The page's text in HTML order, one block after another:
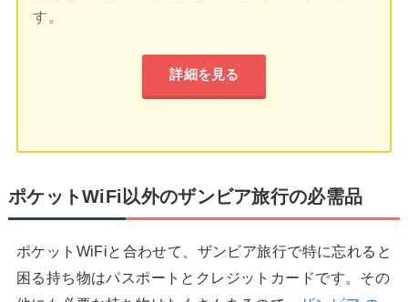
す。
詳細を見る
ポケットWiFi以外のザンビア旅行の必需品
ポケットWiFiと合わせて、ザンビア旅行で特に忘れると
困る持ち物はパスポートとクレジットカードです。その